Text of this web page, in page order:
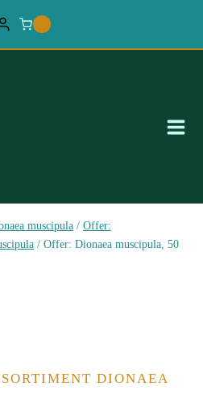
muscipula / Offer:
/ Offer: Dionaea muscipula, 50
DIONAEA